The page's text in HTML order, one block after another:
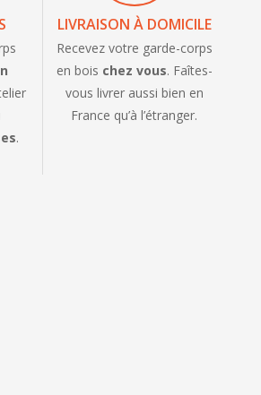
.
LIVRAISON À DOMICILE
Recevez votre garde-corps
en bois chez vous. Faîtes-
vous livrer aussi bien en
France qu’à l’étranger.